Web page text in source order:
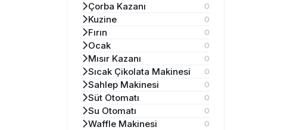
Çorba Kazanı 0
Kuzine 0
Fırın 0
Ocak 0
Mısır Kazanı 0
Sıcak Çikolata Makinesi 0
Sahlep Makinesi 0
Süt Otomatı 0
Su Otomatı 0
Waffle Makinesi 0